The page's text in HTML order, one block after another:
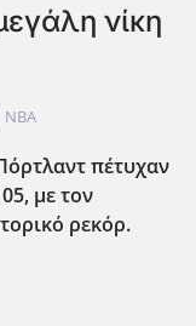
νίκη
NBA
πέτυχαν
με τον
ρεκόρ.